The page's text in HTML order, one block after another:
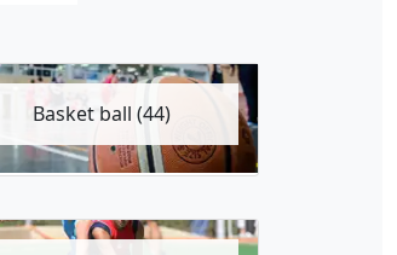
Basket ball (44)